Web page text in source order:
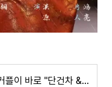
그래서 열애설이 난 커플이 바로 "단건차 & 저우예" 배우인거예요?!